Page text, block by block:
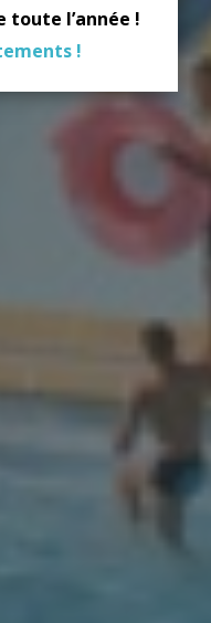
toute l’année !
!